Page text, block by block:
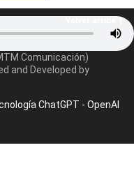
Comunicación)
and Developed by
ChatGPT - OpenAI